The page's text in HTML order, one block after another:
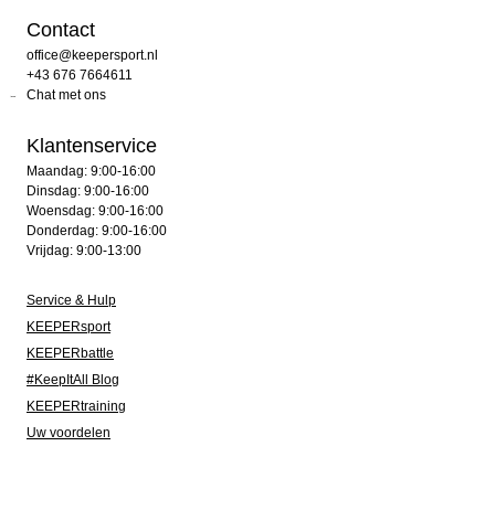
Contact
office@keepersport.nl
+43 676 7664611
Chat met ons
Klantenservice
Maandag: 9:00-16:00
Dinsdag: 9:00-16:00
Woensdag: 9:00-16:00
Donderdag: 9:00-16:00
Vrijdag: 9:00-13:00
Service & Hulp
KEEPERsport
KEEPERbattle
#KeepItAll Blog
KEEPERtraining
Uw voordelen